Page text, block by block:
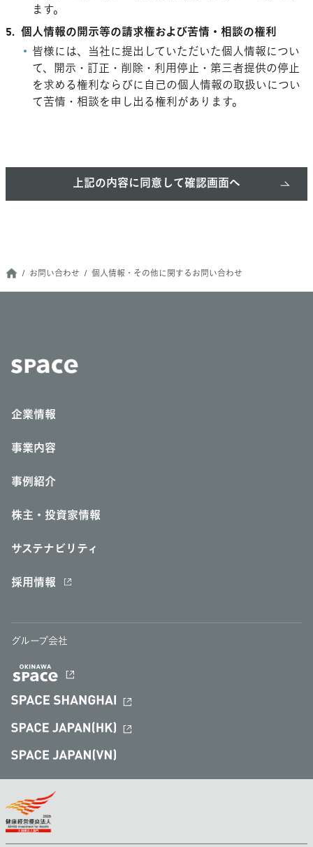
ます。
5. 個人情報の開示等の請求権および苦情・相談の権利
皆様には、当社に提出していただいた個人情報につい
て、開示・訂正・削除・利用停止・第三者提供の停止
を求める権利ならびに自己の個人情報の取扱いについ
て苦情・相談を申し出る権利があります。
お問い合わせ 個人情報・その他に関するお問い合わせ
企業情報
事業内容
事例紹介
株主・投資家情報
サステナビリティ
採用情報
グループ会社